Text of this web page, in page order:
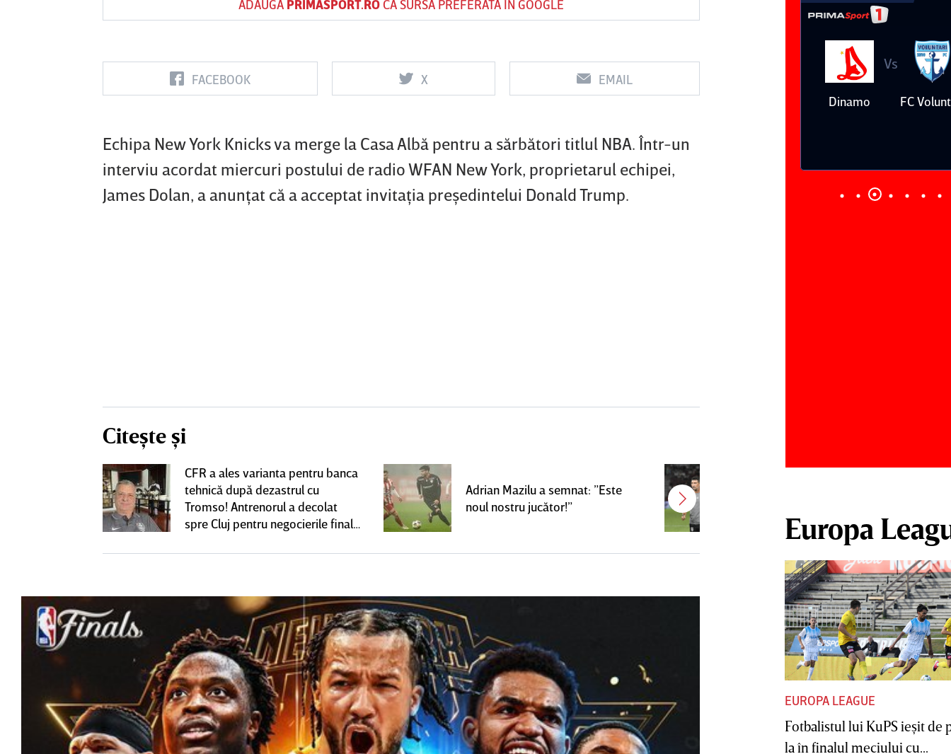
ADAUGĂ PRIMASPORT.ROCA SURSĂ PREFERATĂ ÎN GOOGLE
FACEBOOK X EMAIL
Echipa New York Knicks va merge la Casa Albă pentru a sărbători titlul NBA. Într-un
interviu acordat miercuri postului de radio WFAN New York, proprietarul echipei,
James Dolan, a anunţat că a acceptat invitaţia preşedintelui Donald Trump.
Citește și
CFR a ales varianta pentru banca
tehnică după dezastrul cu
Tromso! Antrenorul a decolat
spre Cluj pentru negocierile finale
Adrian Mazilu a semnat: ”Este
noul nostru jucător!”
Vs Vs
0
Vs
0
Vs
Dinamo
Vs
FC
Europa
EUROPA LEAGUE
Fotbalistul lui KuPS ieşit de
la în finalul meciului cu...